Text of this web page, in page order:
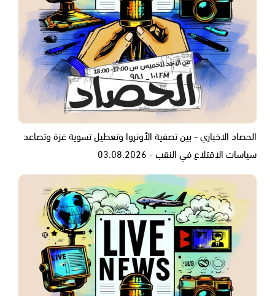
الحصاد الاخباري - بين تصفية الأونروا وتعطيل تسوية غزة وتصاعد
سياسات الاقتلاع في النقب - 03.08.2026